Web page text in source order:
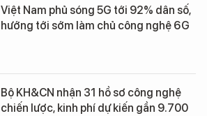
Việt Nam phủ sóng 5G tới 92% dân số,
hướng tới sớm làm chủ công nghệ 6G
Bộ KH&CN nhận 31 hồ sơ công nghệ
chiến lược, kinh phí dự kiến gần 9.700